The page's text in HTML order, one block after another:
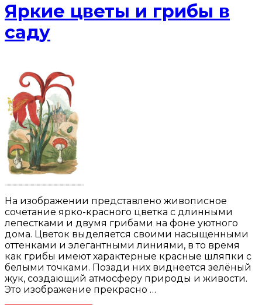
Яркие цветы и грибы в
саду
На изображении представлено живописное
сочетание ярко-красного цветка с длинными
лепестками и двумя грибами на фоне уютного
дома. Цветок выделяется своими насыщенными
оттенками и элегантными линиями, в то время
как грибы имеют характерные красные шляпки с
белыми точками. Позади них виднеется зелёный
жук, создающий атмосферу природы и живости.
Это изображение прекрасно …